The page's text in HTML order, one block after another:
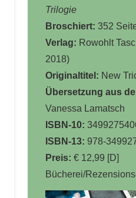
Trilogie
Broschiert: 352
Verlag: Rowohlt
2018)
Originaltitel: New
Übersetzung aus
Vanessa Lamatsch
ISBN-10:
ISBN-13: 978-
Preis: € 12,99 [D]
Bücherei/